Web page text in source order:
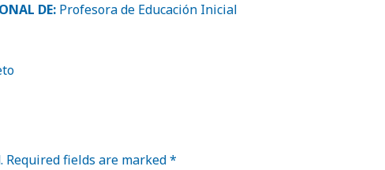
DE: Profesora de Educación Inicial
Required fields are marked*